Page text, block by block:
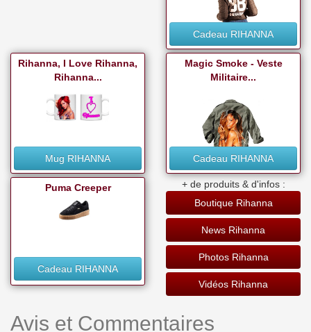
Cadeau RIHANNA
Rihanna, I Love Rihanna,
Rihanna...
Mug RIHANNA
Magic Smoke - Veste
Militaire...
Cadeau RIHANNA
Puma Creeper
Cadeau RIHANNA
+ de produits & d'infos :
Boutique Rihanna
News Rihanna
Photos Rihanna
Vidéos Rihanna
Avis et Commentaires